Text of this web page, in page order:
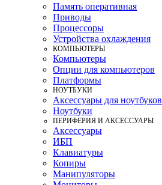
Память оперативная
Приводы
Процессоры
Устройства охлаждения
КОМПЬЮТЕРЫ
Компьютеры
Опции для компьютеров
Платформы
НОУТБУКИ
Аксессуары для ноутбуков
Ноутбуки
ПЕРИФЕРИЯ И АКСЕССУАРЫ
Аксессуары
ИБП
Клавиатуры
Копиры
Манипуляторы